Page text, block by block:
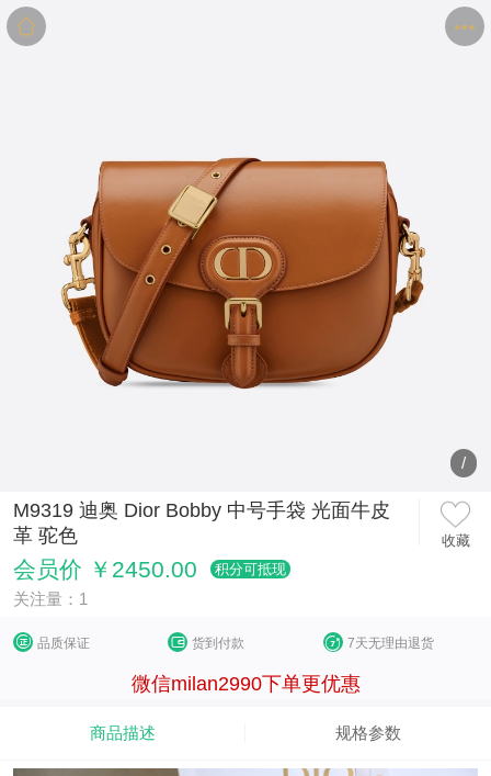
/
M9319 迪奥 Dior Bobby 中号手袋 光面牛皮
革 驼色
收藏
会员价 ￥2450.00 积分可抵现
关注量：1
品质保证 货到付款 7天无理由退货
微信milan2990下单更优惠
商品描述 规格参数